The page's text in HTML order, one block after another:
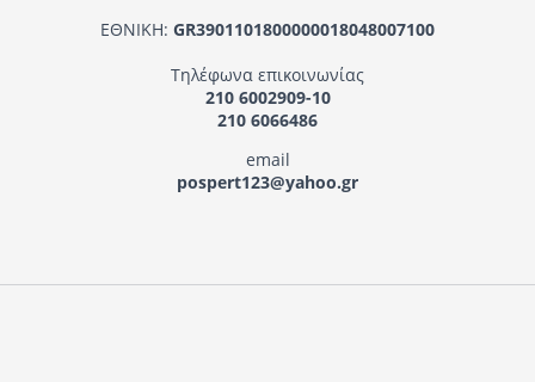
ΕΘΝΙΚΗ: GR3901101800000018048007100
Τηλέφωνα επικοινωνίας
210 6002909-10
210 6066486
email
pospert123@yahoo.gr